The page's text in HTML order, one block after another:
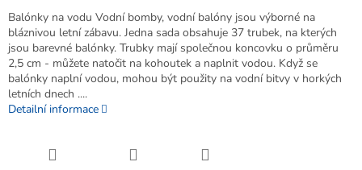
Balónky na vodu Vodní bomby, vodní balóny jsou výborné na
bláznivou letní zábavu. Jedna sada obsahuje 37 trubek, na kterých
jsou barevné balónky. Trubky mají společnou koncovku o průměru
2,5 cm - můžete natočit na kohoutek a naplnit vodou. Když se
balónky naplní vodou, mohou být použity na vodní bitvy v horkých
letních dnech ....
Detailní informace